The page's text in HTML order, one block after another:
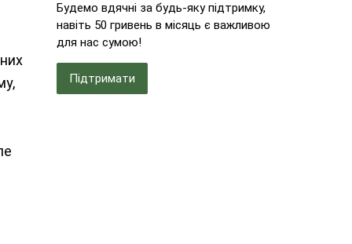
Будемо вдячні за будь-яку підтримку,
навіть 50 гривень в місяць є важливою
для нас сумою!
Підтримати